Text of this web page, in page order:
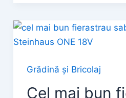
Grădină și Bricolaj
Cel mai bun